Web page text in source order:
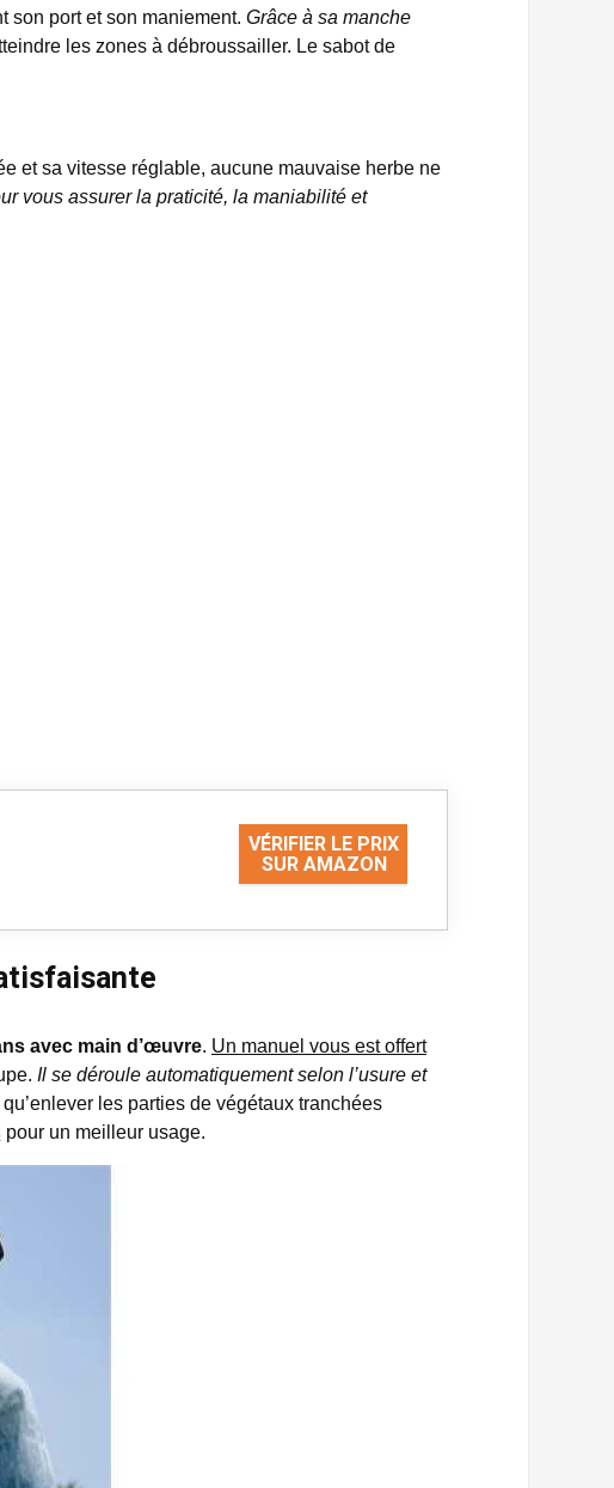
son port et son maniement. Grâce à sa manche
les zones à débroussailler. Le sabot de
et sa vitesse réglable, aucune mauvaise herbe ne
vous assurer la praticité, la maniabilité et
VÉRIFIER LE PRIX
SUR AMAZON
avec main d’œuvre. Un manuel vous est offert
Il se déroule automatiquement selon l’usure et
les parties de végétaux tranchées
pour un meilleur usage.